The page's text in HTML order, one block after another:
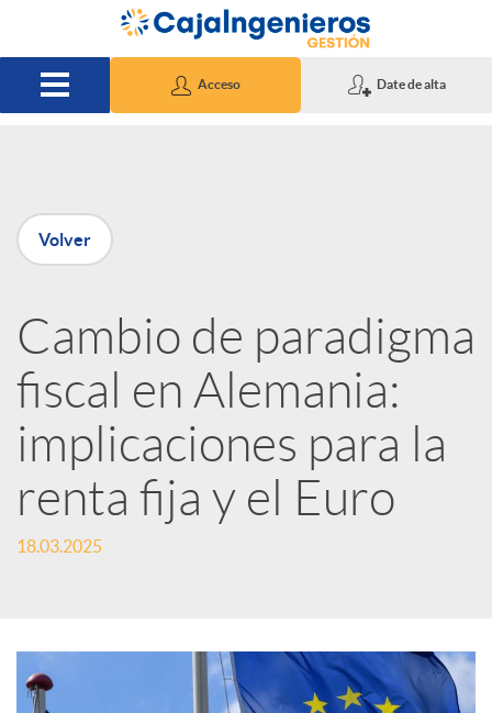
Saltar al contenido principal
Acceso Date de alta
P
u
b
l
i
c
d
Volver
Cambio de paradigma
fiscal en Alemania:
implicaciones para la
renta fija y el Euro
18.03.2025